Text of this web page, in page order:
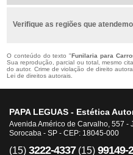
Verifique as regiões que
O conteúdo do texto "Funilaria para
Sua reprodução, parcial ou total, mesmo
do autor. Crime de violação de direito
Lei de direitos autorais.
PAPA LEGUAS - Estética
Avenida Américo de Carvalho, 557 -
Sorocaba - SP - CEP: 18045-000
(15) 3222-4337 (15) 99149-